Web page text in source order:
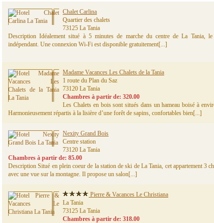
Chalet Carlina
Quartier des chalets
73125 La Tania
Description Idéalement situé à 5 minutes de marche du centre de La Tania,
indépendant. Une connexion Wi-Fi est disponible gratuitement[...]
Madame Vacances Les Chalets de la Tania
1 route du Plan du Saz
73120 La Tania
Chambres à partir de: 320.00
Les Chalets en bois sont situés dans un hameau boisé à
Harmonieusement répartis à la lisière d’une forêt de sapins, confortables bien[...]
Nexity Grand Bois
Centre station
73120 La Tania
Chambres à partir de: 85.00
Description Situé en plein coeur de la station de ski de La Tania, cet appartement 3
avec une vue sur la montagne. Il propose un salon[...]
Pierre & Vacances Le Christiana
La Tania
73125 La Tania
Chambres à partir de: 318.00